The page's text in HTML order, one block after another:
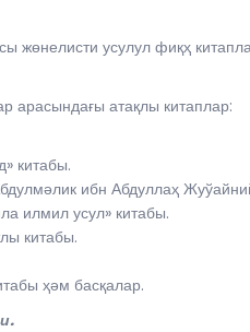
усулул фиқҳ
арасындағы атақлы китаплар:
китабы.
ибн Абдуллаҳ
илмил усул» китабы.
китабы.
ҳәм басқалар.